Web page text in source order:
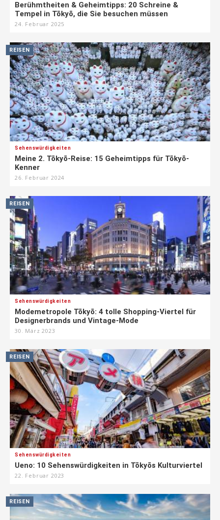
Berühmtheiten & Geheimtipps: 20 Schreine &
Tempel in Tōkyō, die Sie besuchen müssen
24. Februar 2025
REISEN
Sehenswürdigkeiten
Meine 2. Tōkyō-Reise: 15 Geheimtipps für Tōkyō-
Kenner
26. Februar 2024
REISEN
Sehenswürdigkeiten
Modemetropole Tōkyō: 4 tolle Shopping-Viertel für
Designerbrands und Vintage-Mode
30. März 2023
REISEN
Sehenswürdigkeiten
Ueno: 10 Sehenswürdigkeiten in Tōkyōs Kulturviertel
22. Februar 2023
REISEN